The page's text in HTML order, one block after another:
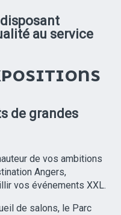
au service
de grandes
de vos ambitions
Angers,
vos événements XXL.
de salons, le Parc